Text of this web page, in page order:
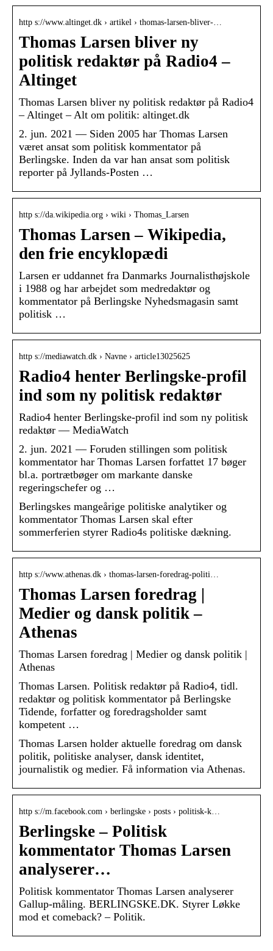
http s://www.altinget.dk › artikel › thomas-larsen-bliver-…
Thomas Larsen bliver ny
politisk redaktør på Radio4 –
Altinget
Thomas Larsen bliver ny politisk redaktør på Radio4
– Altinget – Alt om politik: altinget.dk
2. jun. 2021 — Siden 2005 har Thomas Larsen
været ansat som politisk kommentator på
Berlingske. Inden da var han ansat som politisk
reporter på Jyllands-Posten …
http s://da.wikipedia.org › wiki › Thomas_Larsen
Thomas Larsen – Wikipedia,
den frie encyklopædi
Larsen er uddannet fra Danmarks Journalisthøjskole
i 1988 og har arbejdet som medredaktør og
kommentator på Berlingske Nyhedsmagasin samt
politisk …
http s://mediawatch.dk › Navne › article13025625
Radio4 henter Berlingske-profil
ind som ny politisk redaktør
Radio4 henter Berlingske-profil ind som ny politisk
redaktør — MediaWatch
2. jun. 2021 — Foruden stillingen som politisk
kommentator har Thomas Larsen forfattet 17 bøger
bl.a. portrætbøger om markante danske
regeringschefer og …
Berlingskes mangeårige politiske analytiker og
kommentator Thomas Larsen skal efter
sommerferien styrer Radio4s politiske dækning.
http s://www.athenas.dk › thomas-larsen-foredrag-politi…
Thomas Larsen foredrag |
Medier og dansk politik –
Athenas
Thomas Larsen foredrag | Medier og dansk politik |
Athenas
Thomas Larsen. Politisk redaktør på Radio4, tidl.
redaktør og politisk kommentator på Berlingske
Tidende, forfatter og foredragsholder samt
kompetent …
Thomas Larsen holder aktuelle foredrag om dansk
politik, politiske analyser, dansk identitet,
journalistik og medier. Få information via Athenas.
http s://m.facebook.com › berlingske › posts › politisk-k…
Berlingske – Politisk
kommentator Thomas Larsen
analyserer…
Politisk kommentator Thomas Larsen analyserer
Gallup-måling. BERLINGSKE.DK. Styrer Løkke
mod et comeback? – Politik.